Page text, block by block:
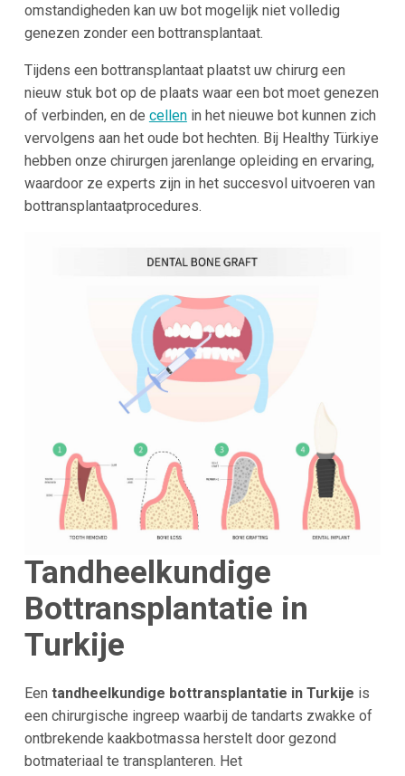
omstandigheden kan uw bot mogelijk niet volledig
genezen zonder een bottransplantaat.
Tijdens een bottransplantaat plaatst uw chirurg een
nieuw stuk bot op de plaats waar een bot moet genezen
of verbinden, en de cellenin het nieuwe bot kunnen zich
vervolgens aan het oude bot hechten. Bij Healthy Türkiye
hebben onze chirurgen jarenlange opleiding en ervaring,
waardoor ze experts zijn in het succesvol uitvoeren van
bottransplantaatprocedures.
Tandheelkundige
Bottransplantatie in
Turkije
Een tandheelkundige bottransplantatie in Turkije is
een chirurgische ingreep waarbij de tandarts zwakke of
ontbrekende kaakbotmassa herstelt door gezond
botmateriaal te transplanteren. Het